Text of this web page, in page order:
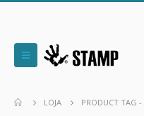
LOJA PRODUCT TAG -